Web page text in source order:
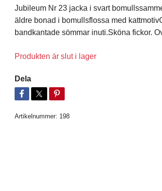
Jubileum Nr 23 jacka i svart
äldre bonad i bomullsflossa med
bandkantade sömmar inuti.Sköna fickor.
Produkten är slut i lager
Dela
Artikelnummer: 198